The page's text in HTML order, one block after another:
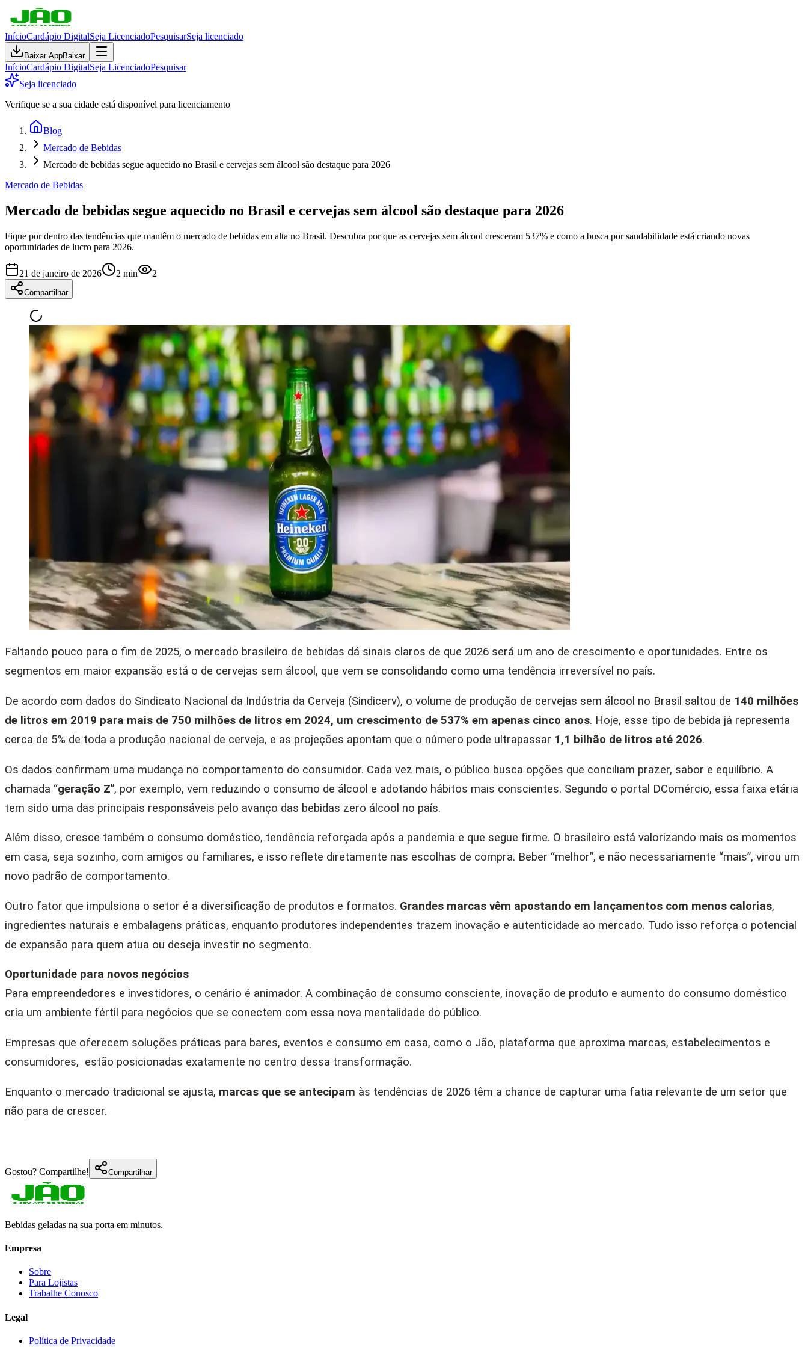
InícioCardápio DigitalSeja LicenciadoPesquisarSeja licenciado
Baixar AppBaixar
InícioCardápio DigitalSeja LicenciadoPesquisar
Seja licenciado
Verifique se a sua cidade está disponível para licenciamento
Blog
Mercado de Bebidas
Mercado de bebidas segue aquecido no Brasil e cervejas sem álcool são destaque para 2026
Mercado de Bebidas
Mercado de bebidas segue aquecido no Brasil e cervejas sem álcool são destaque para 2026
Fique por dentro das tendências que mantêm o mercado de bebidas em alta no Brasil. Descubra por que as cervejas sem álcool cresceram 537% e como a busca por saudabilidade está criando novas
oportunidades de lucro para 2026.
21 de janeiro de 2026 2 min 2
Compartilhar
Faltando pouco para o fim de 2025, o mercado brasileiro de bebidas dá sinais claros de que 2026 será um ano de crescimento e oportunidades. Entre os
segmentos em maior expansão está o de cervejas sem álcool, que vem se consolidando como uma tendência irreversível no país.
De acordo com dados do Sindicato Nacional da Indústria da Cerveja (Sindicerv), o volume de produção de cervejas sem álcool no Brasil saltou de 140 milhões
de litros em 2019 para mais de 750 milhões de litros em 2024, um crescimento de 537% em apenas cinco anos. Hoje, esse tipo de bebida já representa
cerca de 5% de toda a produção nacional de cerveja, e as projeções apontam que o número pode ultrapassar 1,1 bilhão de litros até 2026.
Os dados confirmam uma mudança no comportamento do consumidor. Cada vez mais, o público busca opções que conciliam prazer, sabor e equilíbrio. A
chamada “geração Z”, por exemplo, vem reduzindo o consumo de álcool e adotando hábitos mais conscientes. Segundo o portal DComércio, essa faixa etária
tem sido uma das principais responsáveis pelo avanço das bebidas zero álcool no país.
Além disso, cresce também o consumo doméstico, tendência reforçada após a pandemia e que segue firme. O brasileiro está valorizando mais os momentos
em casa, seja sozinho, com amigos ou familiares, e isso reflete diretamente nas escolhas de compra. Beber “melhor”, e não necessariamente “mais”, virou um
novo padrão de comportamento.
Outro fator que impulsiona o setor é a diversificação de produtos e formatos. Grandes marcas vêm apostando em lançamentos com menos calorias,
ingredientes naturais e embalagens práticas, enquanto produtores independentes trazem inovação e autenticidade ao mercado. Tudo isso reforça o potencial
de expansão para quem atua ou deseja investir no segmento.
Oportunidade para novos negócios
Para empreendedores e investidores, o cenário é animador. A combinação de consumo consciente, inovação de produto e aumento do consumo doméstico
cria um ambiente fértil para negócios que se conectem com essa nova mentalidade do público.
Empresas que oferecem soluções práticas para bares, eventos e consumo em casa, como o Jão, plataforma que aproxima marcas, estabelecimentos e
consumidores, estão posicionadas exatamente no centro dessa transformação.
Enquanto o mercado tradicional se ajusta, marcas que se antecipam às tendências de 2026 têm a chance de capturar uma fatia relevante de um setor que
não para de crescer.
Gostou? Compartilhe! Compartilhar
Bebidas geladas na sua porta em minutos.
Empresa
Sobre
Para Lojistas
Trabalhe Conosco
Legal
Política de Privacidade